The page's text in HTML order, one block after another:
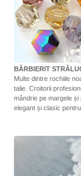
BĂRBIERIT
Multe dintre rochiile
talie. Croitorii
mândrie pe margele
elegant și clasic